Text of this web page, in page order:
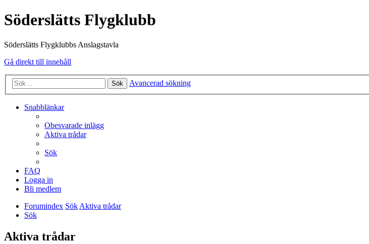
Söderslätts Flygklubb
Söderslätts Flygklubbs Anslagstavla
Gå direkt till innehåll
Sök Avancerad sökning
Snabblänkar
Obesvarade inlägg
Aktiva trådar
Sök
FAQ
Logga in
Bli medlem
Forumindex SökAktiva trådar
Sök
Aktiva trådar